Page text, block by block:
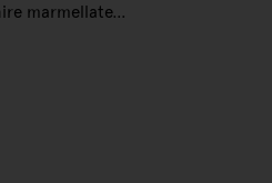
marmellate…